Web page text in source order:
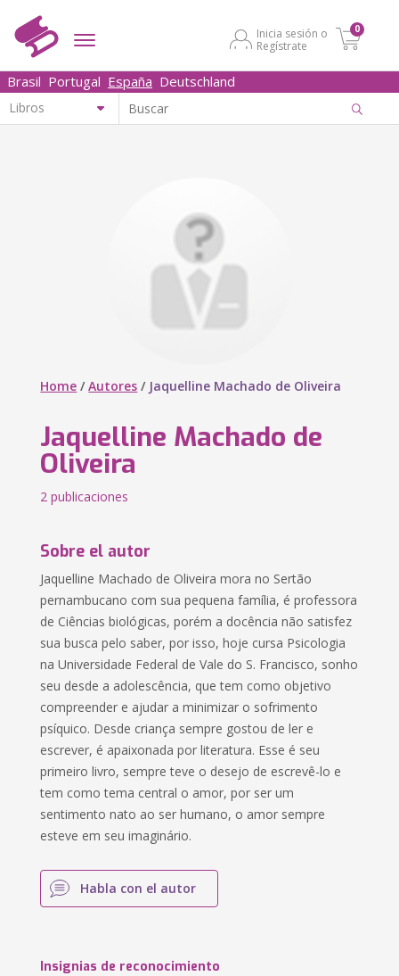
Inicia sesión o
Regístrate
0
Brasil Portugal España Deutschland
Home /Autores / Jaquelline Machado de Oliveira
Jaquelline Machado de
Oliveira
2 publicaciones
Sobre el autor
Jaquelline Machado de Oliveira mora no Sertão
pernambucano com sua pequena família, é professora
de Ciências biológicas, porém a docência não satisfez
sua busca pelo saber, por isso, hoje cursa Psicologia
na Universidade Federal de Vale do S. Francisco, sonho
seu desde a adolescência, que tem como objetivo
compreender e ajudar a minimizar o sofrimento
psíquico. Desde criança sempre gostou de ler e
escrever, é apaixonada por literatura. Esse é seu
primeiro livro, sempre teve o desejo de escrevê-lo e
tem como tema central o amor, por ser um
sentimento nato ao ser humano, o amor sempre
esteve em seu imaginário.
Habla con el autor
Insignias de reconocimiento